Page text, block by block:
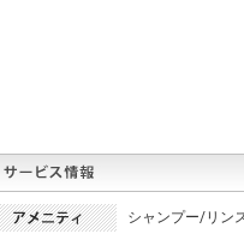
シャンプー/リン